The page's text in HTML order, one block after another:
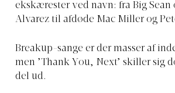
ekskærester ved navn: fra Big Sean
Alvarez til afdøde Mac Miller og
Breakup-sange er der masser af
men ’Thank You, Next’ skiller sig
del ud.